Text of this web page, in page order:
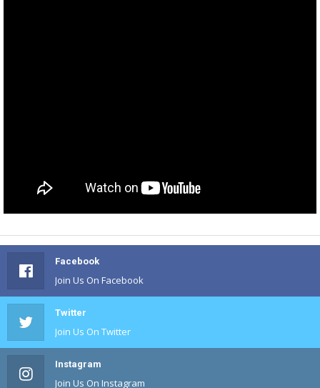
Facebook
Join Us On Facebook
Twitter
Join Us On Twitter
Instagram
Join Us On Instagram